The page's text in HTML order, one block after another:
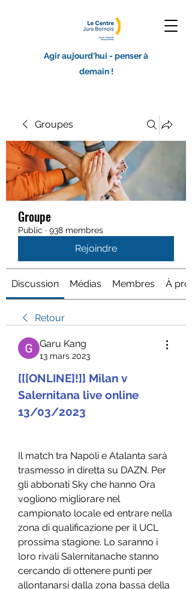
Agir aujourd'hui - penser à
demain !
Groupes
Groupe
Public · 938 membres
Rejoindre
Discussion Médias Membres À
Retour
Garu Kang
13 mars 2023
[[[ONLINE]!]] Milan v
Salernitana live online
13/03/2023
Il match tra Napoli e Atalanta sarà
trasmesso in diretta su DAZN. Per
gli abbonati Sky che hanno Ora
vogliono migliorare nel
campionato locale ed entrare nella
zona di qualificazione per il UCL
prossima stagione. Lo saranno i
loro rivali Salernitanache stanno
cercando di ottenere punti per
allontanarsi dalla zona bassa della